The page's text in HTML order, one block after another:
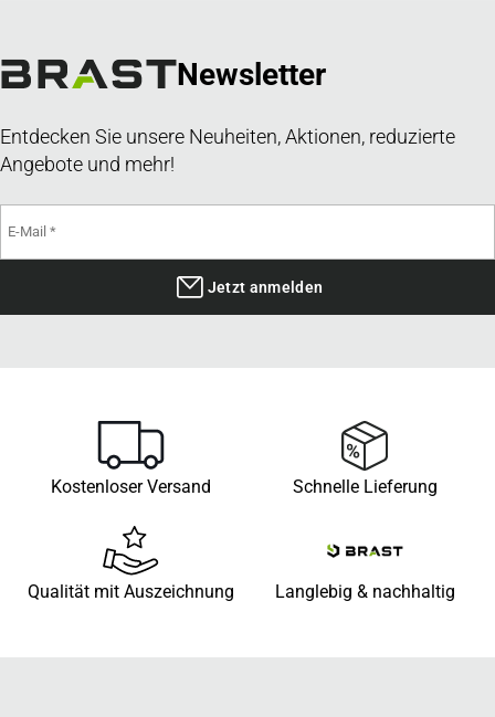
Newsletter
Entdecken Sie unsere Neuheiten, Aktionen, reduzierte
Angebote und mehr!
Jetzt anmelden
Kostenloser Versand Schnelle Lieferung
Qualität mit Auszeichnung Langlebig & nachhaltig